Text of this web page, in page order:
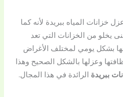
خزانات المياه ببريدة لأنه كما
يخلو من الخزانات التي تعد
بشكل يومي لمختلف الأغراض
وعزلها بالشكل الصحيح وهذا
ببريدة الرائدة في هذا المجال.